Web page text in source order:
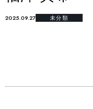
2025.09.27 未分類